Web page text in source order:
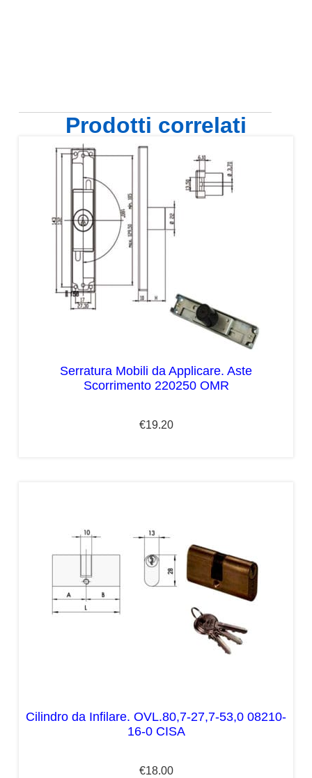
Prodotti correlati
Serratura Mobili da Applicare. Aste
Scorrimento 220250 OMR
€19.20
Cilindro da Infilare. OVL.80,7-27,7-53,0 08210-
16-0 CISA
€18.00